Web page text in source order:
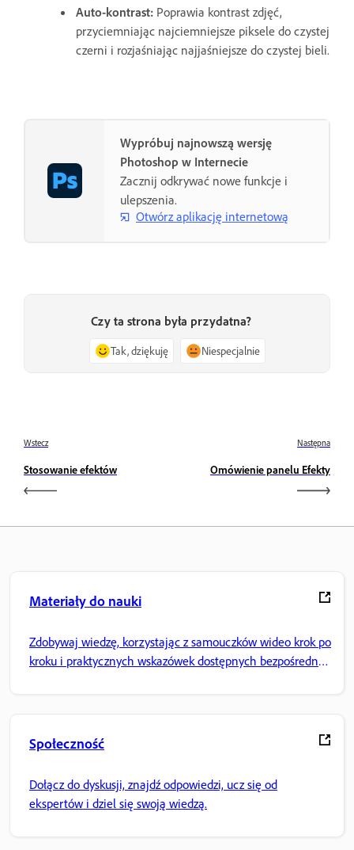
Auto-kontrast: Poprawia kontrast zdjęć,
przyciemniając najciemniejsze piksele do czystej
czerni i rozjaśniając najjaśniejsze do czystej bieli.
Wypróbuj najnowszą wersję
Photoshop w Internecie
Zacznij odkrywać nowe funkcje i
ulepszenia.
Otwórz aplikację internetową
Czy ta strona była przydatna?
Tak, dziękuję Niespecjalnie
Wstecz
Stosowanie efektów
Następna
Omówienie panelu Efekty
Materiały do nauki
Zdobywaj wiedzę, korzystając z samouczków wideo krok po
kroku i praktycznych wskazówek dostępnych bezpośrednio
Społeczność
Dołącz do dyskusji, znajdź odpowiedzi, ucz się od
ekspertów i dziel się swoją wiedzą.